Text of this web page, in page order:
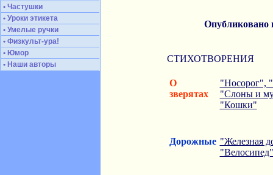
• Частушки
• Уроки этикета
• Умелые ручки
• Физкульт-ура!
• Юмор
• Наши авторы
СТИХОТВОРЕНИЯ
О
зверятах
"Носорог",
"Слоны и
"Кошки"
Дорожные "Железная